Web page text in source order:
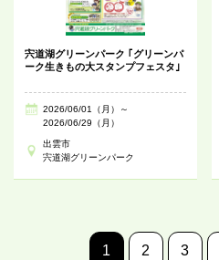
宍道湖グリーンパーク ｢グリーンパ
ーク生きもの大スタンプフェスタ｣
2026/06/01（月）～
2026/06/29（月）
出雲市
宍道湖グリーンパーク
1 2 3